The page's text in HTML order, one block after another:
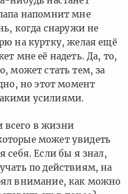
напомнит мне
когда снаружи не
на куртку, желая ещё
мне её надеть. Да, то,
может стать тем, за
но этот момент
усилиями.
всего в жизни
может увидеть
себя. Если бы я знал,
по действиям, на
внимание, как можно